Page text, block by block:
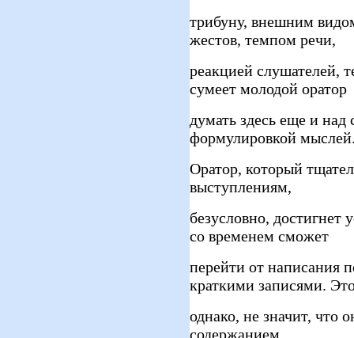
трибуну, внешним
жестов, темпом речи,
реакцией слушателей,
сумеет молодой оратор
думать здесь еще и
формулировкой
Оратор, который
выступлениям,
безусловно, достигнет
со временем сможет
перейти от написания
краткими записями.
однако, не значит, что
содержанием